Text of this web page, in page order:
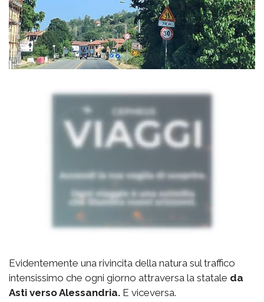
Evidentemente una rivincita della natura sul traffico
intensissimo che ogni giorno attraversa la statale da
Asti verso Alessandria. E viceversa.